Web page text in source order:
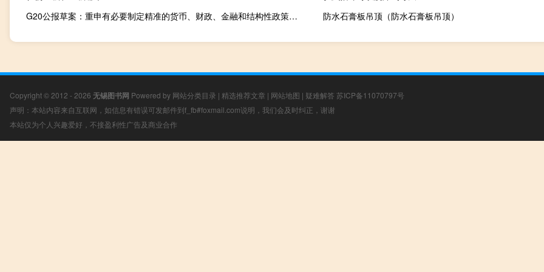
G20公报草案：重申有必要制定精准的货币、财政、金融和结构性政策我们鼓励多边开发银行通过新的工具和合作伙伴关系增强私人资本动员能力
防水石膏板吊顶（防水石膏板吊顶）
Copyright © 2012 - 2026 无锡图书网 Powered by 网站分类目录 | 精选推荐文章 | 网站地图 | 疑难解答 苏ICP备11070797号
声明：本站内容来自互联网，如信息有错误可发邮件到f_fb#foxmail.com说明，我们会及时纠正，谢谢
本站仅为个人兴趣爱好，不接盈利性广告及商业合作